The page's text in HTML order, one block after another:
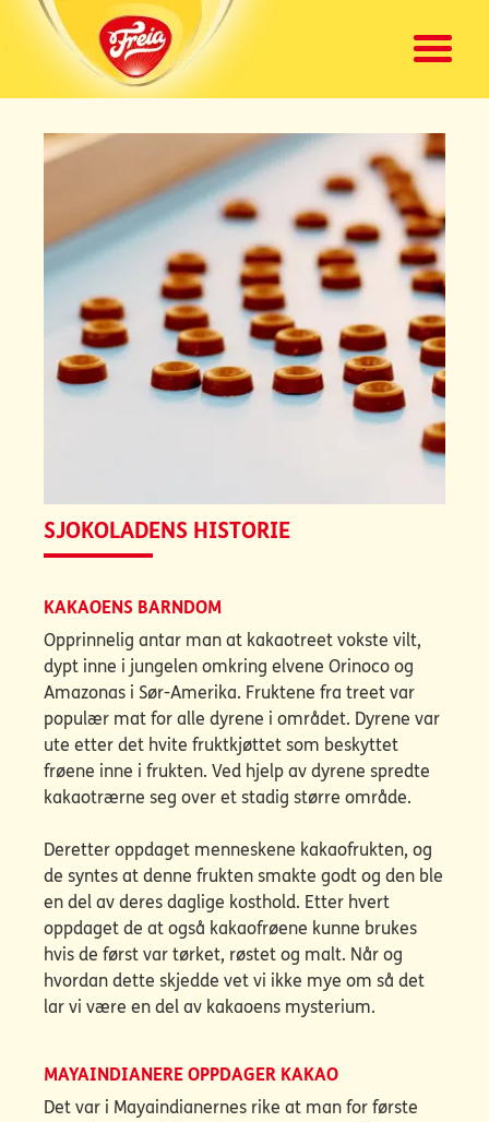
SJOKOLADENS HISTORIE
KAKAOENS BARNDOM
Opprinnelig antar man at kakaotreet vokste vilt,
dypt inne i jungelen omkring elvene Orinoco og
Amazonas i Sør-Amerika. Fruktene fra treet var
populær mat for alle dyrene i området. Dyrene var
ute etter det hvite fruktkjøttet som beskyttet
frøene inne i frukten. Ved hjelp av dyrene spredte
kakaotrærne seg over et stadig større område.
Deretter oppdaget menneskene kakaofrukten, og
de syntes at denne frukten smakte godt og den ble
en del av deres daglige kosthold. Etter hvert
oppdaget de at også kakaofrøene kunne brukes
hvis de først var tørket, røstet og malt. Når og
hvordan dette skjedde vet vi ikke mye om så det
lar vi være en del av kakaoens mysterium.
MAYAINDIANERE OPPDAGER KAKAO
Det var i Mayaindianernes rike at man for første